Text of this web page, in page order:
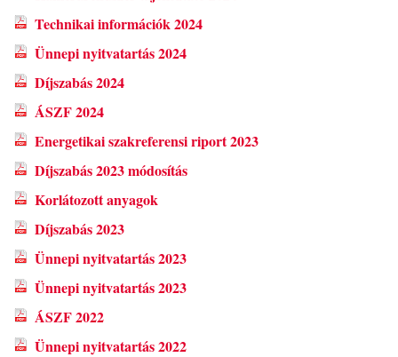
Technikai információk 2024
Ünnepi nyitvatartás 2024
Díjszabás 2024
ÁSZF 2024
Energetikai szakreferensi riport 2023
Díjszabás 2023 módosítás
Korlátozott anyagok
Díjszabás 2023
Ünnepi nyitvatartás 2023
Ünnepi nyitvatartás 2023
ÁSZF 2022
Ünnepi nyitvatartás 2022